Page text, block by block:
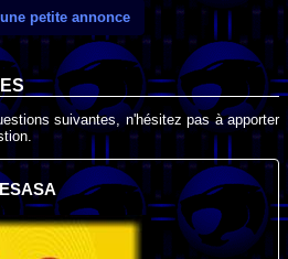
petite annonce
suivantes, n'hésitez pas à apporter